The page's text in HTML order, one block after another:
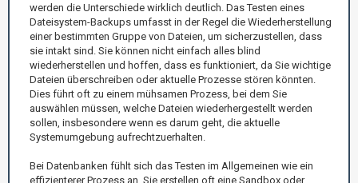
werden die Unterschiede wirklich deutlich. Das Testen eines
Dateisystem-Backups umfasst in der Regel die Wiederherstellung
einer bestimmten Gruppe von Dateien, um sicherzustellen, dass
sie intakt sind. Sie können nicht einfach alles blind
wiederherstellen und hoffen, dass es funktioniert, da Sie wichtige
Dateien überschreiben oder aktuelle Prozesse stören könnten.
Dies führt oft zu einem mühsamen Prozess, bei dem Sie
auswählen müssen, welche Dateien wiederhergestellt werden
sollen, insbesondere wenn es darum geht, die aktuelle
Systemumgebung aufrechtzuerhalten.
Bei Datenbanken fühlt sich das Testen im Allgemeinen wie ein
effizienterer Prozess an. Sie erstellen oft eine Sandbox oder